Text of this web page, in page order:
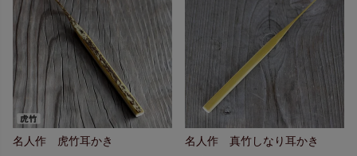
名人作 虎竹耳かき 名人作 真竹しなり耳かき